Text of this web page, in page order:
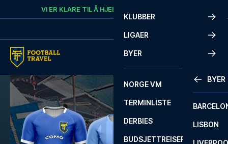
Skip to contentVI ER KLARE TIL Å HJELPE
KLUBBER
LIGAER
BYER
BYER
LISBON
NORGE VM
TERMINLISTE
DERBIES
BUDSJETTREISER